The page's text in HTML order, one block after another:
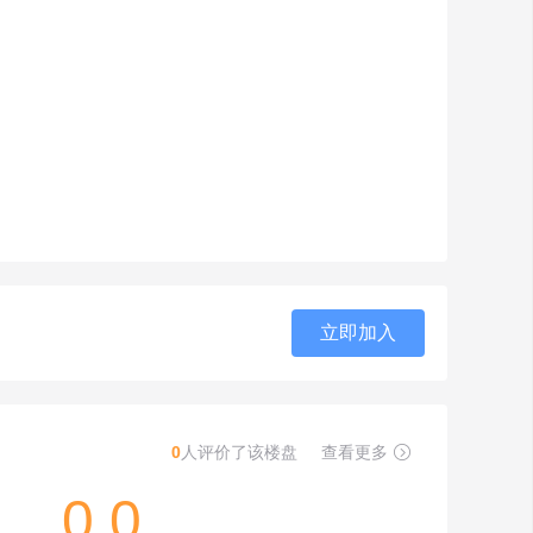
立即加入
0人评价了该楼盘 查看更多 